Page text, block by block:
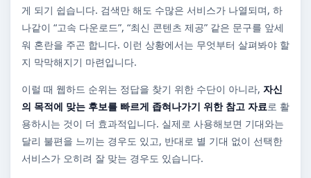
게 되기 쉽습니다. 검색만 해도 수많은 서비스가 나열되며, 하
나같이 “고속 다운로드”, “최신 콘텐츠 제공” 같은 문구를 앞세
워 혼란을 주곤 합니다. 이런 상황에서는 무엇부터 살펴봐야 할
지 막막해지기 마련입니다.
이럴 때 웹하드 순위는 정답을 찾기 위한 수단이 아니라, 자신
의 목적에 맞는 후보를 빠르게 좁혀나가기 위한 참고 자료로 활
용하시는 것이 더 효과적입니다. 실제로 사용해보면 기대와는
달리 불편을 느끼는 경우도 있고, 반대로 별 기대 없이 선택한
서비스가 오히려 잘 맞는 경우도 있습니다.